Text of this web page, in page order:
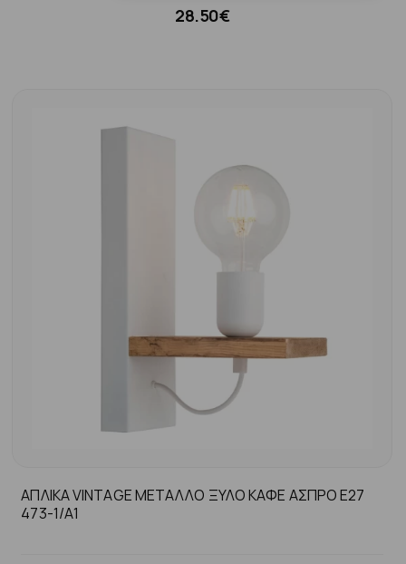
28.50€
ΑΠΛΙΚΑ VINTAGE ΜΕΤΑΛΛΟ ΞΥΛΟ ΚΑΦΕ ΑΣΠΡΟ Ε27
473-1/Α1